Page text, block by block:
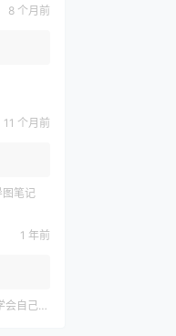
8 个月前
11 个月前
图笔记
1 年前
吉利号码